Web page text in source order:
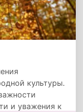
культуры.
и уважения к